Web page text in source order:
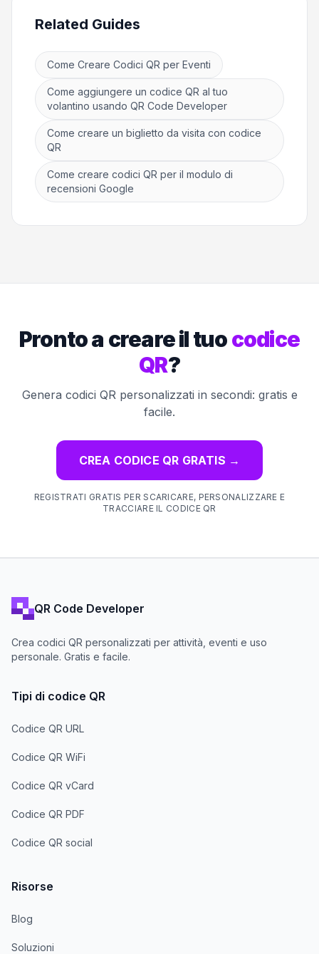
Related Guides
Come Creare Codici QR per Eventi
Come aggiungere un codice QR al tuo
volantino usando QR Code Developer
Come creare un biglietto da visita con codice
QR
Come creare codici QR per il modulo di
recensioni Google
Pronto a creare il tuocodice
QR?
Genera codici QR personalizzati in secondi: gratis e
facile.
CREA CODICE QR GRATIS →
REGISTRATI GRATIS PER SCARICARE, PERSONALIZZARE E
TRACCIARE IL CODICE QR
QR Code Developer
Crea codici QR personalizzati per attività, eventi e uso
personale. Gratis e facile.
Tipi di codice QR
Codice QR URL
Codice QR WiFi
Codice QR vCard
Codice QR PDF
Codice QR social
Risorse
Blog
Soluzioni